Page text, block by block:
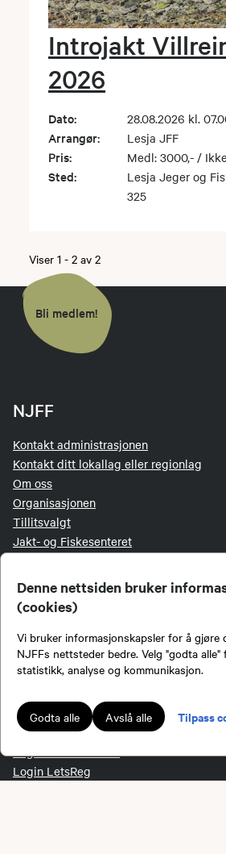
Denne nettsiden bruker
(cookies)
Vi bruker informasjonskapsler for å gjøre
NJFFs nettsteder bedre. Velg "godta
statistikk, analyse og kommunikasjon.
Godta alle Avslå alle Tilpass
Introjakt
2026
Dato: 28.08.2026 kl.
Arrangør: Lesja JFF
Pris: Medl: 3000,- /
Sted:
Lesja Jeger og
325
Viser 1 - 2 av 2
Bli medlem!
NJFF
Kontakt administrasjonen
Kontakt ditt lokallag eller regionlag
Om oss
Organisasjonen
Tillitsvalgt
Jakt- og Fiskesenteret
Medlemsvilkår
EKSTERNE LENKER
Jakt & Fiske
Inatur
NJFF-butikken
Login LetsReg